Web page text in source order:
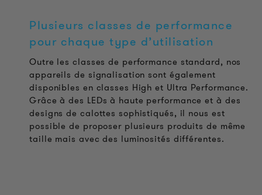
Plusieurs classes de performance
pour chaque type d’utilisation
Outre les classes de performance standard, nos
appareils de signalisation sont également
disponibles en classes High et Ultra Performance.
Grâce à des LEDs à haute performance et à des
designs de calottes sophistiqués, il nous est
possible de proposer plusieurs produits de même
taille mais avec des luminosités différentes.